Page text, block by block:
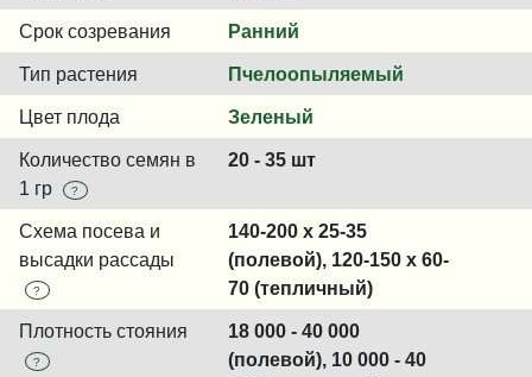
Срок созревания Ранний
Тип растения Пчелоопыляемый
Цвет плода Зеленый
Количество семян в
1 гр
?
20 - 35 шт
Схема посева и
высадки рассады
?
140-200 x 25-35
(полевой), 120-150 x 60-
70 (тепличный)
Плотность стояния
?
18 000 - 40 000
(полевой), 10 000 - 40